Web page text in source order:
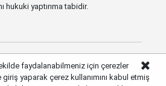
hukuki yaptırıma tabidir.
Haber Portalı Yazılımı
faydalanabilmeniz için çerezler
giriş yaparak çerez kullanımını kabul etmiş